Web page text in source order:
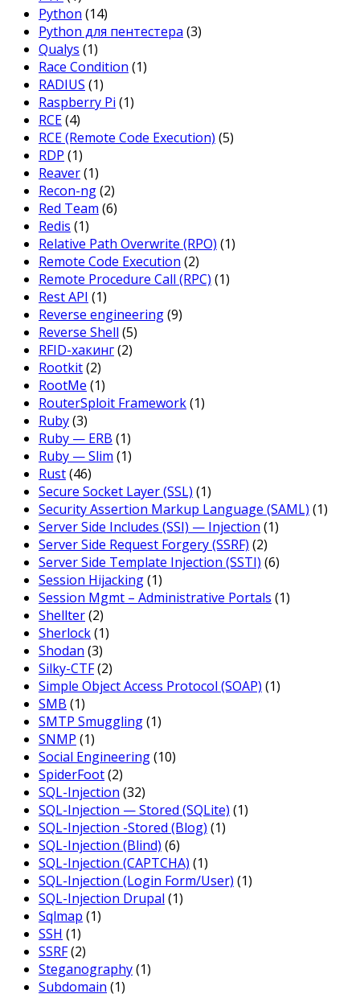
Python (14)
Python для пентестера (3)
Qualys (1)
Race Condition (1)
RADIUS (1)
Raspberry Pi (1)
RCE(4)
RCE (Remote Code Execution) (5)
RDP (1)
Reaver(1)
Recon-ng(2)
Red Team (6)
Redis (1)
Relative Path Overwrite (RPO) (1)
Remote Code Execution (2)
Remote Procedure Call (RPC) (1)
Rest API (1)
Reverse engineering(9)
Reverse Shell (5)
RFID-хакинг(2)
Rootkit(2)
RootMe (1)
RouterSploit Framework(1)
Ruby(3)
Ruby — ERB (1)
Ruby — Slim (1)
Rust(46)
Secure Socket Layer (SSL) (1)
Security Assertion Markup Language (SAML) (1)
Server Side Includes (SSI) — Injection (1)
Server Side Request Forgery (SSRF) (2)
Server Side Template Injection (SSTI) (6)
Session Hijacking(1)
Session Mgmt – Administrative Portals (1)
Shellter(2)
Sherlock(1)
Shodan (3)
Silky-CTF(2)
Simple Object Access Protocol (SOAP) (1)
SMB (1)
SMTP Smuggling(1)
SNMP (1)
Social Engineering(10)
SpiderFoot(2)
SQL-Injection (32)
SQL-Injection — Stored (SQLite) (1)
SQL-Injection -Stored (Blog) (1)
SQL-Injection (Blind) (6)
SQL-Injection (CAPTCHA) (1)
SQL-Injection (Login Form/User) (1)
SQL-Injection Drupal (1)
Sqlmap (1)
SSH (1)
SSRF(2)
Steganography(1)
Subdomain (1)